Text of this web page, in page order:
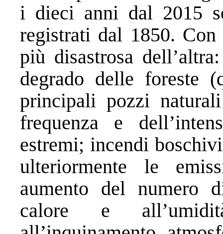
i dieci anni dal 2015
registrati dal 1850. Con
più disastrosa
degrado delle foreste
principali pozzi
frequenza e
estremi; incendi
ulteriormente le
aumento del numero
calore e